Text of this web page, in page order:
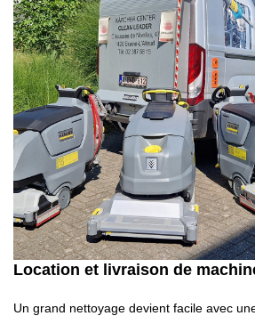
Location et livraison de
Un grand nettoyage devient facile avec